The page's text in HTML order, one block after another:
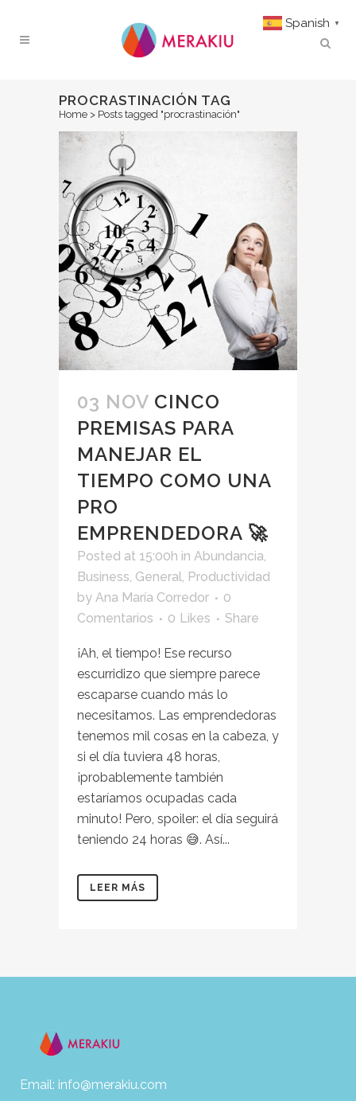
PROCRASTINACIÓN TAG
Home > Posts tagged "procrastinación"
03 NOV CINCO
PREMISAS PARA
MANEJAR EL
TIEMPO COMO UNA
PRO
EMPRENDEDORA 🚀
Posted at 15:00h in Abundancia,
Business, General, Productividad
by Ana María Corredor
0
Comentarios
0 Likes Share
¡Ah, el tiempo! Ese recurso
escurridizo que siempre parece
escaparse cuando más lo
necesitamos. Las emprendedoras
tenemos mil cosas en la cabeza, y
si el día tuviera 48 horas,
¡probablemente también
estaríamos ocupadas cada
minuto! Pero, spoiler: el día seguirá
teniendo 24 horas 😅. Así...
LEER MÁS
Email: info@merakiu.com
Spanish ▼